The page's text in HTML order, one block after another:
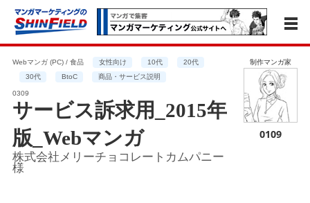
Webマンガ (PC) / 食品 女性向け 10代
20代
30代
BtoC 商品・サービス説明
0309
サービス訴求用_2015年
版_Webマンガ
株式会社メリーチョコレートカムパニー
様
制作マンガ家
0109